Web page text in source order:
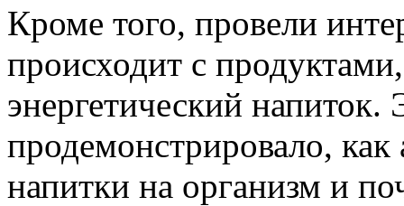
Кроме того, провели
происходит с
энергетический напиток.
продемонстрировало, как
напитки на организм и